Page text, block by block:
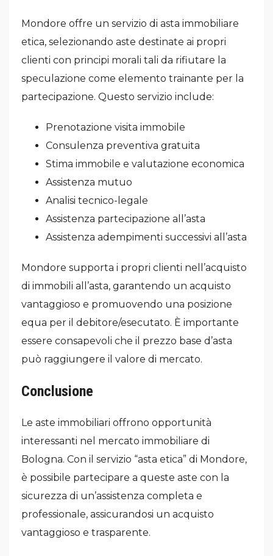
Mondore offre un servizio di asta immobiliare
etica, selezionando aste destinate ai propri
clienti con principi morali tali da rifiutare la
speculazione come elemento trainante per la
partecipazione. Questo servizio include:
Prenotazione visita immobile
Consulenza preventiva gratuita
Stima immobile e valutazione economica
Assistenza mutuo
Analisi tecnico-legale
Assistenza partecipazione all’asta
Assistenza adempimenti successivi all’asta
Mondore supporta i propri clienti nell’acquisto
di immobili all’asta, garantendo un acquisto
vantaggioso e promuovendo una posizione
equa per il debitore/esecutato. È importante
essere consapevoli che il prezzo base d’asta
può raggiungere il valore di mercato.
Conclusione
Le aste immobiliari offrono opportunità
interessanti nel mercato immobiliare di
Bologna. Con il servizio “asta etica” di Mondore,
è possibile partecipare a queste aste con la
sicurezza di un’assistenza completa e
professionale, assicurandosi un acquisto
vantaggioso e trasparente.